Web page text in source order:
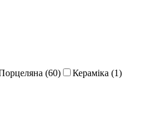
(60) Кераміка (1)